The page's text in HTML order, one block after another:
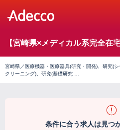
【宮崎県×メディカル系完全在
宮崎県／医療機器・医療器具(研究・開発)、研究(シ
クリーニング)、研究(基礎研究 …
条件に合う求人は見つ